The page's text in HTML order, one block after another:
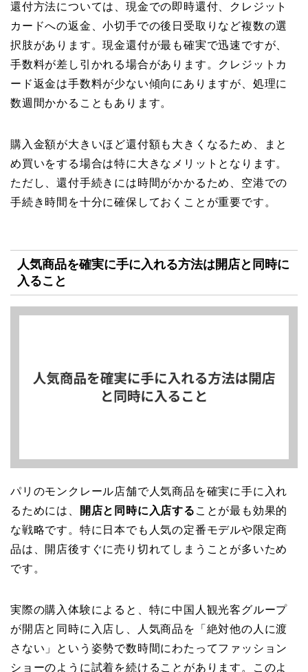
還付方法については、現金での即時還付、クレジット
カードへの返金、小切手での後日受取りなど複数の選
択肢があります。現金還付が最も確実で迅速ですが、
手数料が差し引かれる場合があります。クレジットカ
ード返金は手数料が少ない傾向にありますが、処理に
数週間かかることもあります。
購入金額が大きいほど還付額も大きくなるため、まと
め買いをする場合は特に大きなメリットとなります。
ただし、還付手続きには時間がかかるため、空港での
手続き時間を十分に確保しておくことが重要です。
人気商品を確実に手に入れる方法は開店と同時に
入ること
パリのモンクレール店舗で人気商品を確実に手に入れ
るためには、
開店と同時に入店する ことが最も効果的
な戦略です。特に日本でも人気の定番モデルや限定商
品は、開店後すぐに売り切れてしまうことが多いため
です。
実際の購入体験によると、特に中国人観光客グループ
が開店と同時に入店し、人気商品を「絶対他の人に渡
さない」という姿勢で数時間にわたってファッション
ショーのように試着を続けることがあります。このよ